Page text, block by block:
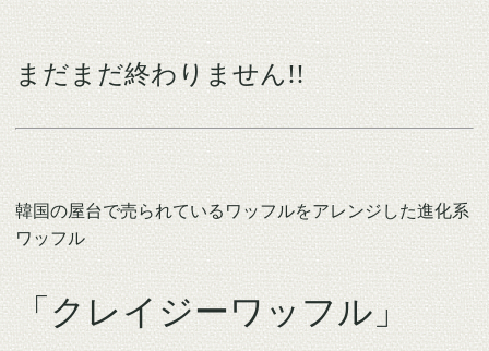
まだまだ終わりません!!
韓国の屋台で売られているワッフルをアレンジした進化系
ワッフル
「クレイジーワッフル」